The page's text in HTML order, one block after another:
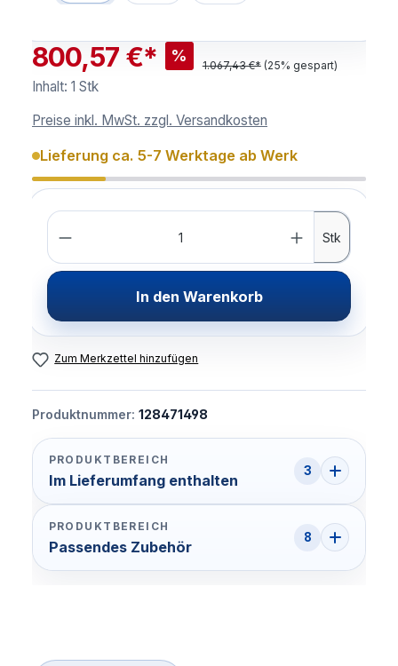
800,57 €* %
1.067,43 €* (25% gespart)
Inhalt: 1 Stk
Preise inkl. MwSt. zzgl. Versandkosten
Lieferung ca. 5-7 Werktage ab Werk
Anzahl
Stk
In den Warenkorb
Zum Merkzettel hinzufügen
Produktnummer: 128471498
PRODUKTBEREICH
Im Lieferumfang enthalten
3
PRODUKTBEREICH
Passendes Zubehör
8